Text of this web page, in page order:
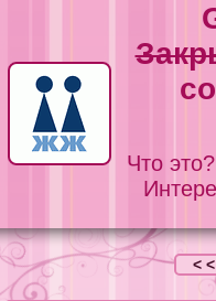
Что это?
<